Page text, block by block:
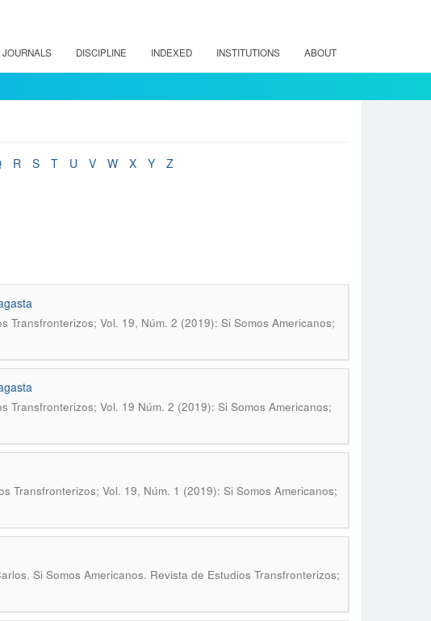
JOURNALS DISCIPLINE INDEXED INSTITUTIONS ABOUT
R S T U V W X Y Z
Transfronterizos; Vol. 19, Núm. 2 (2019): Si Somos Americanos;
Transfronterizos; Vol. 19 Núm. 2 (2019): Si Somos Americanos;
Transfronterizos; Vol. 19, Núm. 1 (2019): Si Somos Americanos;
. Si Somos Americanos. Revista de Estudios Transfronterizos;